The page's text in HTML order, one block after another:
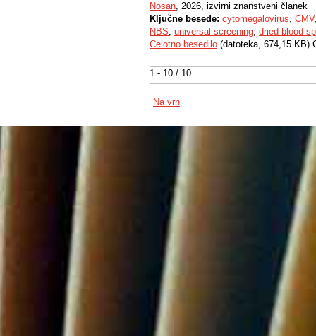
1 - 10 / 10
Nosan, 2026, izvirni znanstveni članek
Ključne besede: cytomegalovirus, CMV
NBS, universal screening, dried blood
Celotno besedilo (datoteka, 674,15 KB)
Na vrh